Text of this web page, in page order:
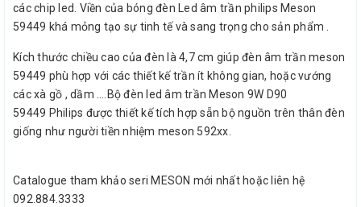
các chip led. Viền của bóng đèn Led âm trần philips Meson
59449 khá mỏng tạo sự tinh tế và sang trọng cho sản phẩm .
Kích thước chiều cao của đèn là 4,7 cm giúp đèn âm trần meson
59449 phù hợp với các thiết kế trần ít không gian, hoặc vướng
các xà gồ , dầm ….Bộ đèn led âm trần Meson 9W D90
59449 Philips được thiết kế tích hợp sẵn bộ nguồn trên thân đèn
giống như người tiền nhiệm meson 592xx.
Catalogue tham khảo seri MESON mới nhất hoặc liên hệ
092.884.3333